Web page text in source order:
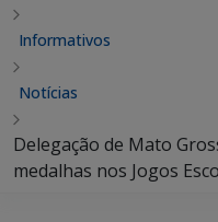
Informativos
Notícias
Delegação de Mato
medalhas nos Jogos